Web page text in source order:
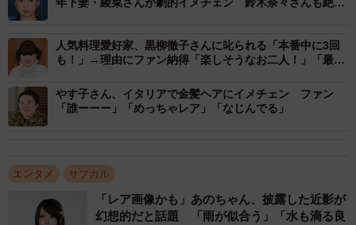
けて、「おばぁちゃん家に遊びに行ってきたよー」とのメ
ッセージとともに、祖母との2ショット写真も投稿。その際
に「私がポップティーンモデルの時、発売日にじぃちゃん
がいつもコンビニに雑誌を買いに行ってくれてたの じぃ
ピソードを明かしていました。
年下妻・綾菜さんが劇的イメチェン 鈴木奈々さんも絶賛
人気料理愛好家、黒柳徹子さんに叱られる「本番中に3回
も！」→理由にファン納得「楽しそうなお二人！」「最
やす子さん、イタリアで金髪ヘアにイメチェン ファン
「誰ーーー」「めっちゃレア」「なじんでる」
エンタメ サブカル
「レア画像かも」あのちゃん、披露した近影が
幻想的だと話題 「雨が似合う」「水も滴る良